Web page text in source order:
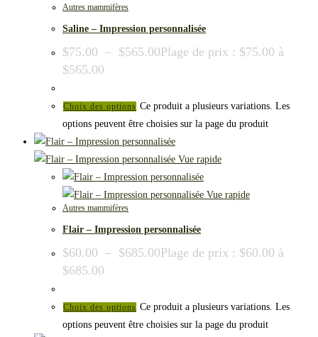
Autres mammifères
Saline – Impression personnalisée
$75.00 – $565.00Plage de prix : $75.00 à
$565.00
Choix des options Ce produit a plusieurs variations. Les
options peuvent être choisies sur la page du produit
Vue rapide
Vue rapide
Autres mammifères
Flair – Impression personnalisée
$60.00 – $685.00Plage de prix : $60.00 à
$685.00
Choix des options Ce produit a plusieurs variations. Les
options peuvent être choisies sur la page du produit